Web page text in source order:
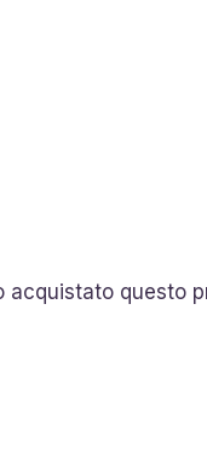
questo